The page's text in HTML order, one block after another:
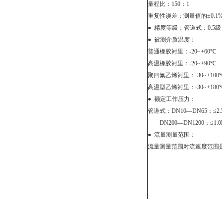
量程比： 150： 1
重复性误差：测量值的±
● 精度等级：管道式： 0.5级
● 被测介质温度：
普通橡胶衬里： -20~+60℃
高温橡胶衬里： -20~+90℃
聚四氟乙烯衬里： -30~+100
高温型乙烯衬里： -30~+180
● 额定工作压力：
管道式： DN10—DN65：≤
DN200—DN1200：≤
● 流量测量范围：
流量测量范围对流速度范围